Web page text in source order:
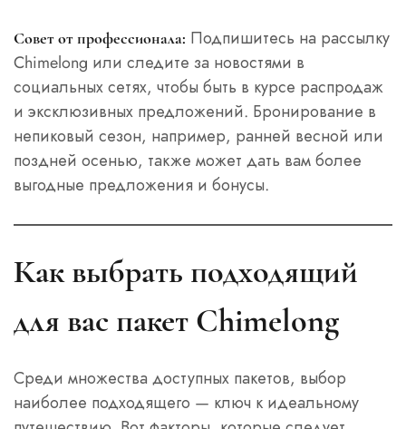
Совет от профессионала: Подпишитесь на рассылку
Chimelong или следите за новостями в
социальных сетях, чтобы быть в курсе распродаж
и эксклюзивных предложений. Бронирование в
непиковый сезон, например, ранней весной или
поздней осенью, также может дать вам более
выгодные предложения и бонусы.
Как выбрать подходящий
для вас пакет Chimelong
Среди множества доступных пакетов, выбор
наиболее подходящего — ключ к идеальному